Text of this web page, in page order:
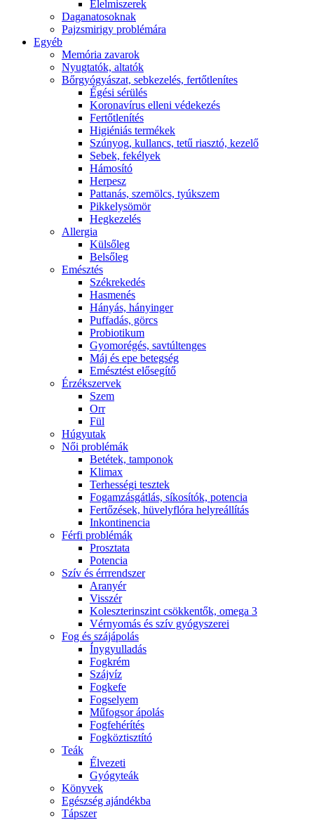
É́lelmiszerek
Daganatosoknak
Pajzsmirigy problémára
Egyéb
Memória zavarok
Nyugtatók, altatók
Bőrgyógyászat, sebkezelés, fertőtlenítes
É́gési sérülés
Koronavírus elleni védekezés
Fertőtlenítés
Higiéniás termékek
Szúnyog, kullancs, tetű riasztó, kezelő
Sebek, fekélyek
Hámosító
Herpesz
Pattanás, szemölcs, tyúkszem
Pikkelysömör
Hegkezelés
Allergia
Külsőleg
Belsőleg
Emésztés
Székrekedés
Hasmenés
Hányás, hányinger
Puffadás, görcs
Probiotikum
Gyomorégés, savtúltenges
Máj és epe betegség
Emésztést elősegítő
Érzékszervek
Szem
Orr
Fül
Húgyutak
Női problémák
Betétek, tamponok
Klimax
Terhességi tesztek
Fogamzásgátlás, síkosítók, potencia
Fertőzések, hüvelyflóra helyreállítás
Inkontinencia
Férfi problémák
Prosztata
Potencia
Szív és érrrendszer
Aranyér
Visszér
Koleszterinszint csökkentők, omega 3
Vérnyomás és szív gyógyszerei
Fog és szájápolás
Í́nygyulladás
Fogkrém
Szájvíz
Fogkefe
Fogselyem
Műfogsor ápolás
Fogfehérítés
Fogköztisztító
Teák
É́lvezeti
Gyógyteák
Könyvek
Egészség ajándékba
Tápszer